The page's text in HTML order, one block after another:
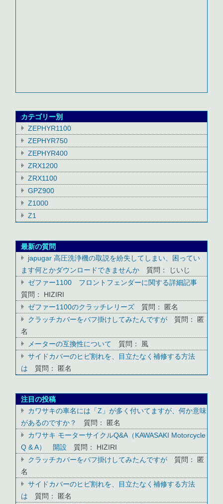
カテゴリー別
ZEPHYR1100
ZEPHYR750
ZEPHYR400
ZRX1200
ZRX1100
GPZ900
Z1000
Z1
最新の質問
japugar 高圧洗浄機の取説を紛失してしまい、困ってい
ます何とかダウンロードできませんか
質問： じいじ
ゼファー1100 フロントフェンダーに関する詳細記事
質問： HIZIRI
ゼファー1100のクラッチレリーズ
質問： 匿名
クラッチカバーをバフ掛けしてみたんですが
質問： 匿
名
メーターの互換性について
質問： 風
サイドカバーのヒビ割れを、目立たなく補修する方法
は
質問： 匿名
注目の投稿
カワサキの車名には「Z」が多く付いてますが、何か意味
があるのですか？
質問： 匿名
カワサキ モーターサイクルQ&A（KAWASAKI Motorcycle
Q & A） 開設
質問： HIZIRI
クラッチカバーをバフ掛けしてみたんですが
質問： 匿
名
サイドカバーのヒビ割れを、目立たなく補修する方法
は
質問： 匿名